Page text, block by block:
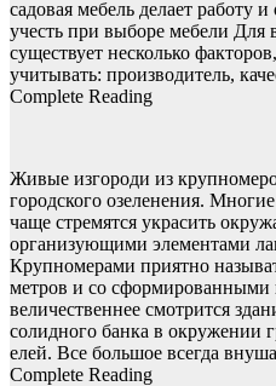
садовая мебель делает
учесть при выборе мебели Для
существует несколько
учитывать: производитель,
Complete Reading
Живые изгороди из
городского озеленения.
чаще стремятся украсить
организующими элементами
Крупномерами приятно
метров и со сформированными
величественнее смотрится
солидного банка в окружении
елей. Все большое всегда
Complete Reading